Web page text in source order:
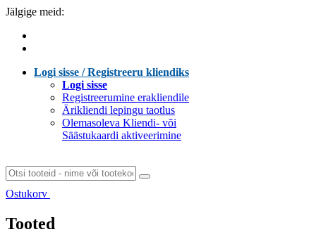
Jälgige meid:
Logi sisse / Registreeru kliendiks
Logi sisse
Registreerumine erakliendile
Ärikliendi lepingu taotlus
Olemasoleva Kliendi- või
Säästukaardi aktiveerimine
Ostukorv
Tooted